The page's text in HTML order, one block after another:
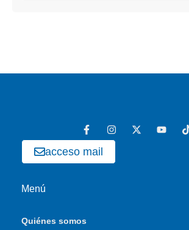
acceso mail
Menú
Quiénes somos